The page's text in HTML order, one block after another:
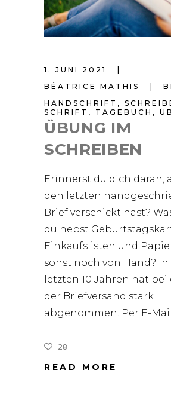
1. JUNI 2021
BÉATRICE MATHIS
HANDSCHRIFT ,
SCHRIFT , TAGEBUCH ,
ÜBUNG IM
SCHREIBEN
Erinnerst du dich daran,
den letzten
Brief verschickt hast?
du nebst
Einkaufslisten und
sonst noch von Hand? In
letzten 10 Jahren hat bei
der Briefversand stark
abgenommen. Per E-Mail
28
READ MORE